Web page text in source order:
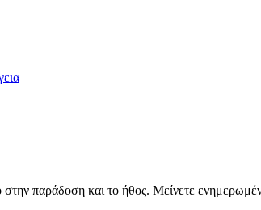
στην παράδοση και το ήθος. Μείνετε